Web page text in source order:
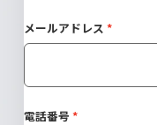
メールアドレス
電話番号